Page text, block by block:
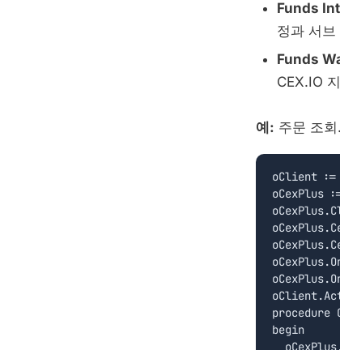
Funds
정과 서
Funds
CEX.IO
예: 주문 조회.
oClient :=
oCexPlus
procedure
begin